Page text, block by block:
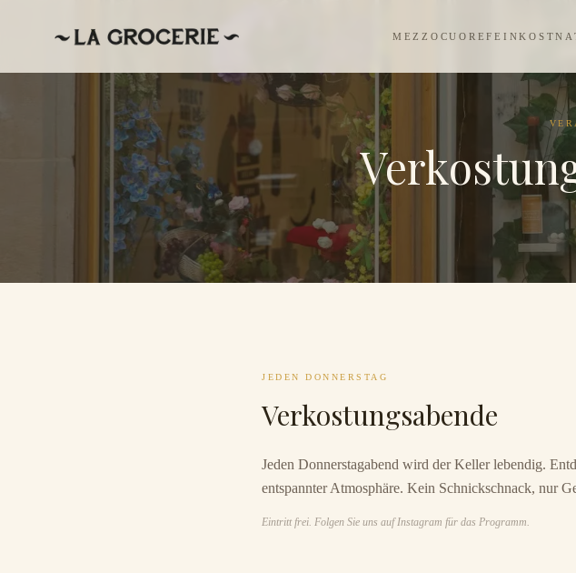
MEZZOCUOREFEINKOST
JEDEN DONNERSTAG
Verkostungsabende
Jeden Donnerstagabend wird der Keller lebendig.
entspannter Atmosphäre. Kein Schnickschnack, nur
Eintritt frei. Folgen Sie uns auf Instagram für das Programm.